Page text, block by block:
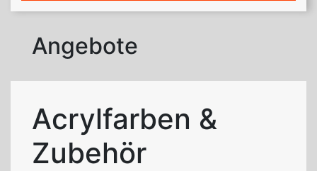
Angebote
Acrylfarben &
Zubehör